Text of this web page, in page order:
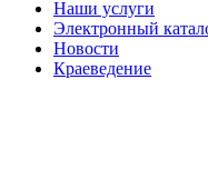
Наши услуги
Электронный
Новости
Краеведение